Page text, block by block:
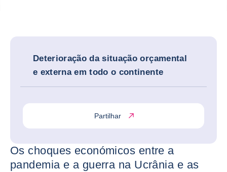
Deterioração da situação orçamental
e externa em todo o continente
Partilhar
Os choques económicos entre a
pandemia e a guerra na Ucrânia e as